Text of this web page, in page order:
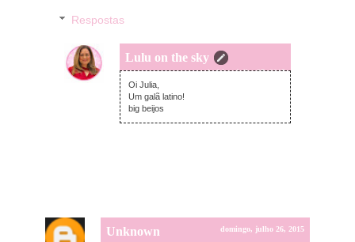
Respostas
Lulu on the sky
segunda-feira, julho 27, 2015
Oi Julia,
Um galã latino!
big beijos
Unknown domingo, julho 26, 2015